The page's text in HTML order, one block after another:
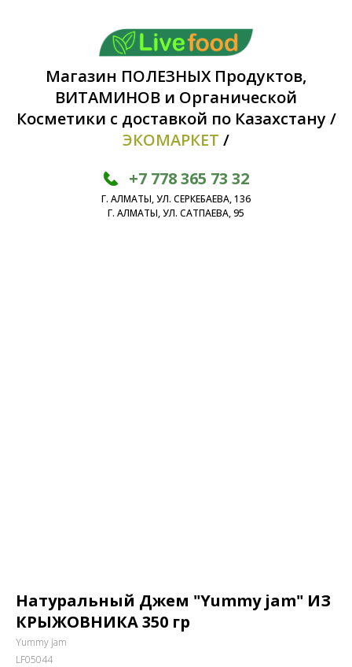
Магазин ПОЛЕЗНЫХ Продуктов,
ВИТАМИНОВ и Органической
Косметики с доставкой по Казахстану /
ЭКОМАРКЕТ /
+7 778 365 73 32
Г. АЛМАТЫ, УЛ. СЕРКЕБАЕВА, 136
Г. АЛМАТЫ, УЛ. САТПАЕВА, 95
Натуральный Джем "Yummy jam" ИЗ
КРЫЖОВНИКА 350 гр
Yummy jam
LF05044